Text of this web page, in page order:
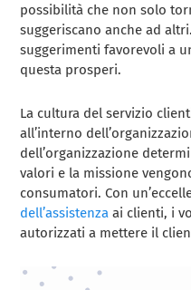
possibilità che non solo
suggeriscano anche ad
suggerimenti favorevoli a
questa prosperi.
La cultura del servizio
all’interno
dell’organizzazione
valori e la missione
consumatori. Con
dell’assistenza ai clienti, i
autorizzati a mettere il